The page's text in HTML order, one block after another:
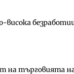
висока
на търговията
за
Петрохан ще
Петрохан ще
придобиване на